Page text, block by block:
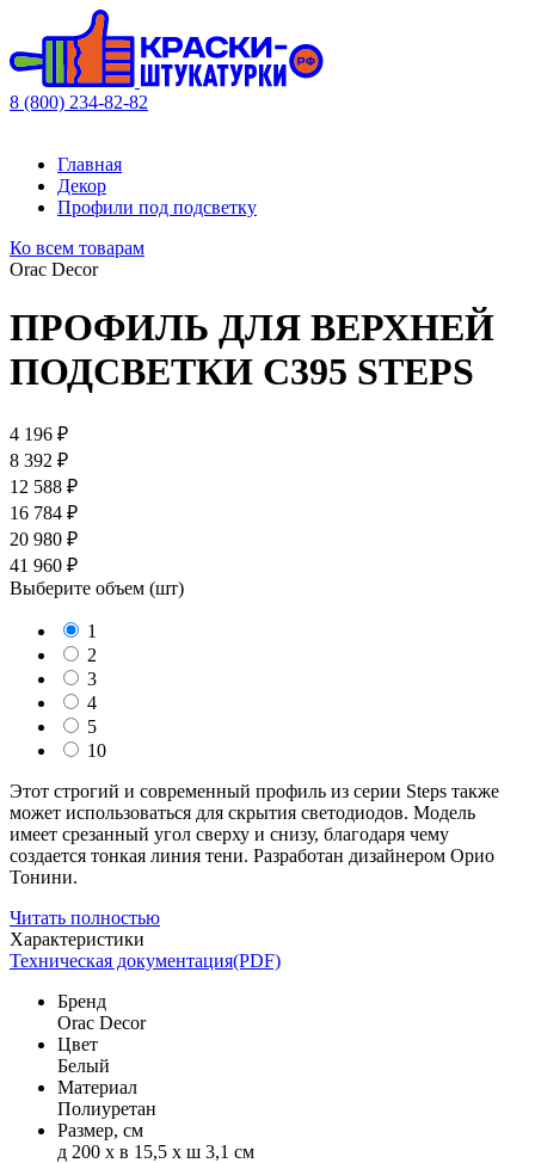
8 (800) 234-82-82
Главная
Декор
Профили под подсветку
Ко всем товарам
Orac Decor
ПРОФИЛЬ ДЛЯ ВЕРХНЕЙ
ПОДСВЕТКИ C395 STEPS
4 196 ₽
8 392 ₽
12 588 ₽
16 784 ₽
20 980 ₽
41 960 ₽
Выберите объем (шт)
1
2
3
4
5
10
Этот строгий и современный профиль из серии Steps также
может использоваться для скрытия светодиодов. Модель
имеет срезанный угол сверху и снизу, благодаря чему
создается тонкая линия тени. Разработан дизайнером Орио
Тонини.
Читать полностью
Характеристики
Техническая документация(PDF)
Бренд
Orac Decor
Цвет
Белый
Материал
Полиуретан
Размер, см
д 200 x в 15,5 x ш 3,1 см